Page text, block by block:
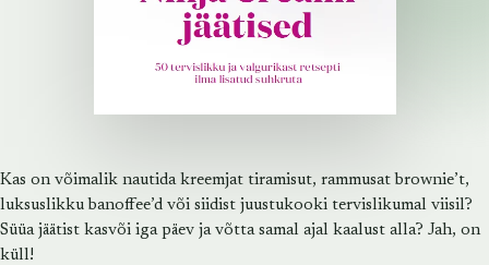
Kas on võimalik nautida kreemjat tiramisut, rammusat brownie’t,
luksuslikku banoffee’d või siidist juustukooki tervislikumal viisil?
Süüa jäätist kasvõi iga päev ja võtta samal ajal kaalust alla? Jah, on
küll!